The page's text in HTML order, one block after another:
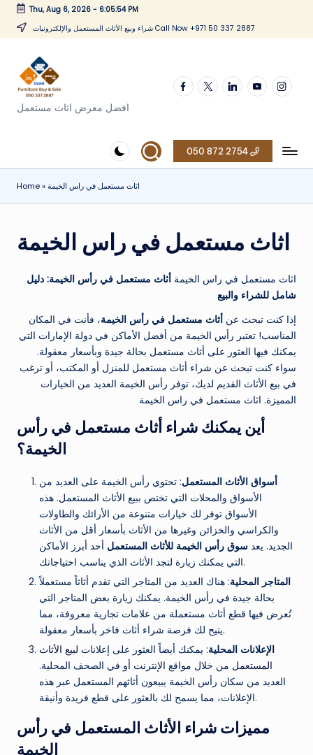
Skip
content
Thu, Aug 6, 2026- 6:05:55 PM
شراء وبيع الأثاث المستعمل والإلكترونيات Call Now +971 50 337 2887
Facebook
twitterlinkedinyoutube
افضل معرض اثاث مستعمل
050 872 2754
Home»اثاث مستعمل في راس الخيمة
اثاث مستعمل في راس الخيمة
اثاث مستعمل في راس الخيمة أثاث مستعمل في رأس الخيمة: دليل
شامل للشراء والبيع
إذا كنت تبحث عن أثاث مستعمل في رأس الخيمة، فأنت في المكان
المناسب! تعتبر رأس الخيمة من أفضل الأماكن في دولة الإمارات التي
يمكنك فيها العثور على أثاث مستعمل بحالة جيدة وبأسعار معقولة.
سواء كنت تبحث عن شراء أثاث مستعمل للمنزل أو المكتب، أو ترغب
في بيع الأثاث القديم لديك، توفر رأس الخيمة العديد من الخيارات
المميزة. اثاث مستعمل في راس الخيمة
أين يمكنك شراء أثاث مستعمل في رأس
الخيمة؟
أسواق الأثاث المستعمل: تحتوي رأس الخيمة على العديد من
الأسواق والمحلات التي تختص ببيع الأثاث المستعمل. هذه
الأسواق توفر لك خيارات متنوعة من الأرائك والطاولات
والكراسي والخزائن وغيرها من الأثاث بأسعار أقل من الأثاث
الجديد. يعد سوق رأس الخيمة للأثاث المستعمل أحد أبرز الأماكن
التي يمكنك زيارة لتجد الأثاث الذي يناسب احتياجاتك.
المتاجر المحلية: هناك العديد من المتاجر التي تقدم أثاثاً مستعملاً
بحالة جيدة في رأس الخيمة. يمكنك زيارة بعض المتاجر التي
تُعرض فيها قطع أثاث مستعملة من علامات تجارية معروفة، مما
يتيح لك فرصة شراء أثاث فاخر بأسعار معقولة.
الإعلانات المحلية: يمكنك أيضاً العثور على إعلانات لبيع الأثاث
المستعمل من خلال مواقع الإنترنت أو في الصحف المحلية.
العديد من سكان رأس الخيمة يبيعون أثاثهم المستعمل عبر هذه
الإعلانات، مما يسمح لك بالعثور على قطع فريدة وأنيقة.
مميزات شراء الأثاث المستعمل في رأس
الخيمة